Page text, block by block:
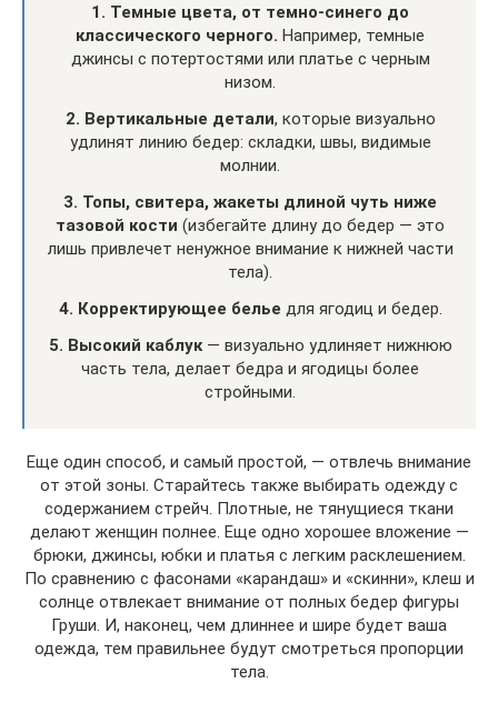
1. Темные цвета, от темно-синего до
классического черного. Например, темные
джинсы с потертостями или платье с черным
низом.
2. Вертикальные детали, которые визуально
удлинят линию бедер: складки, швы, видимые
молнии.
3. Топы, свитера, жакеты длиной чуть ниже
тазовой кости (избегайте длину до бедер — это
лишь привлечет ненужное внимание к нижней части
тела).
4. Корректирующее белье для ягодиц и бедер.
5. Высокий каблук— визуально удлиняет нижнюю
часть тела, делает бедра и ягодицы более
стройными.
Еще один способ, и самый простой, — отвлечь внимание
от этой зоны. Старайтесь также выбирать одежду с
содержанием стрейч. Плотные, не тянущиеся ткани
делают женщин полнее. Еще одно хорошее вложение —
брюки, джинсы, юбки и платья с легким расклешением.
По сравнению с фасонами «карандаш» и «скинни», клеш и
солнце отвлекает внимание от полных бедер фигуры
Груши. И, наконец, чем длиннее и шире будет ваша
одежда, тем правильнее будут смотреться пропорции
тела.